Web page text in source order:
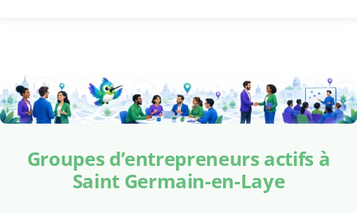
Groupes d’entrepreneurs actifs à
Saint Germain-en-Laye